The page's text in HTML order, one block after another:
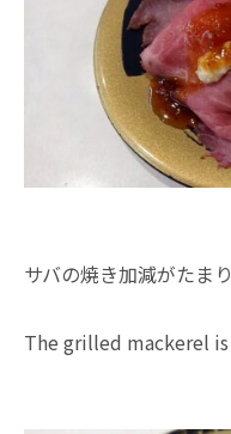
サバの焼き加減がたま
The grilled mackerel